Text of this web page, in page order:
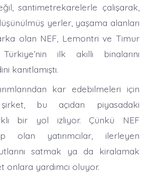
santimetrekarelerle çalışarak,
yerler, yaşama alanları
olan NEF, Lemontri ve Timur
ilk akıllı binalarını
kanıtlamıştı.
kar edebilmeleri için
bu açıdan piyasadaki
bir yol izliyor. Çünkü NEF
olan yatırımcılar, ilerleyen
satmak ya da kiralamak
onlara yardımcı oluyor.